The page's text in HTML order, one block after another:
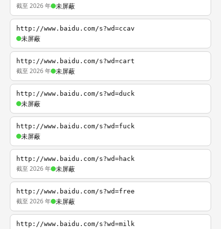
截至 2026 年 未屏蔽
http://www.baidu.com/s?wd=ccav
未屏蔽
http://www.baidu.com/s?wd=cart
截至 2026 年 未屏蔽
http://www.baidu.com/s?wd=duck
未屏蔽
http://www.baidu.com/s?wd=fuck
未屏蔽
http://www.baidu.com/s?wd=hack
截至 2026 年 未屏蔽
http://www.baidu.com/s?wd=free
截至 2026 年 未屏蔽
http://www.baidu.com/s?wd=milk